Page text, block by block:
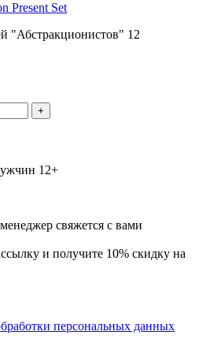
Present Set
"Абстракционистов" 12
+
12+
свяжется с вами
и получите 10% скидку на
персональных данных